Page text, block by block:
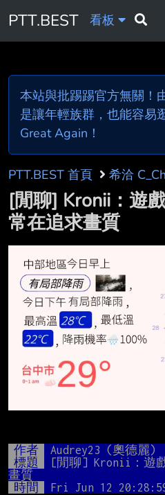
PTT.BEST 看板
本站與批踢踢官方無關！
是讓年輕族群，也能容易
Great Again！
PTT.BEST 首頁 希洽
[閒聊] Kronii：遊
常在追求畫質
作者 Audrey23 (奧德麗)
標題
[閒聊] Kronii：遊
畫質
時間
Fri Jun 12